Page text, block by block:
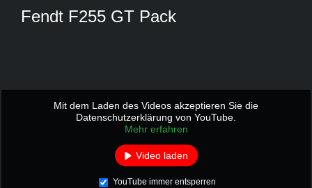
Fendt F255 GT Pack
Mit dem Laden des Videos akzeptieren Sie die
Datenschutzerklärung von YouTube.
Mehr erfahren
Video laden
YouTube immer entsperren